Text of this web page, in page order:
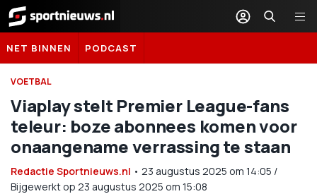
Sportnieuws.nl
NET BINNEN PODCAST
VOETBAL
Viaplay stelt Premier League-fans
teleur: boze abonnees komen voor
onaangename verrassing te staan
Redactie Sportnieuws.nl • 23 augustus 2025 om 14:05 /
Bijgewerkt op 23 augustus 2025 om 15:08